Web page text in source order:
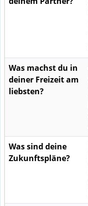
Was machst du in
deiner Freizeit am
liebsten?
Was sind deine
Zukunftspläne?